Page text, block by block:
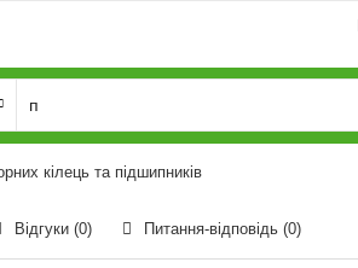
кілець та підшипників
Відгуки (0) Питання-відповідь (0)